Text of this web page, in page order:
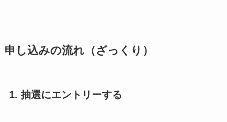
申し込みの流れ（ざっくり）
1. 抽選にエントリーする